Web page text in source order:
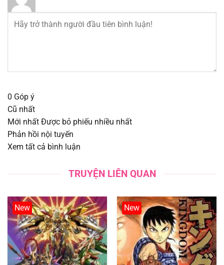
Chapter 27
Chapter 23
Chapter 22
Chapter 19 18/08/2025
Chapter 18 18/08/2025
0 Góp ý
Cũ nhất
Mới nhất Được bỏ phiếu nhiều nhất
Phản hồi nội tuyến
Xem tất cả bình luận
TRUYỆN LIÊN QUAN
New New